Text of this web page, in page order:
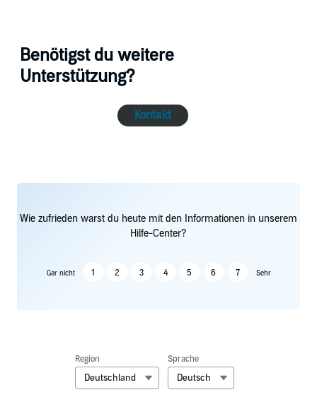
Benötigst du weitere
Unterstützung?
Kontakt
Wie zufrieden warst du heute mit den Informationen in unserem
Hilfe-Center?
Gar nicht 1 2 3 4 5 6 7 Sehr
Region
Deutschland
Sprache
Deutsch